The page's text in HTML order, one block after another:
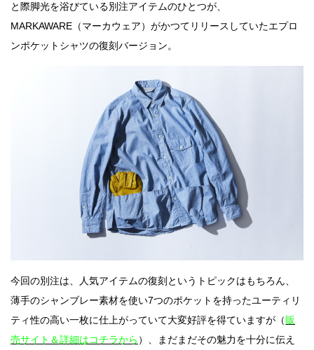
と際脚光を浴びている別注アイテムのひとつが、
MARKAWARE（マーカウェア）がかつてリリースしていたエプロ
ンポケットシャツの復刻バージョン。
今回の別注は、人気アイテムの復刻というトピックはもちろん、
薄手のシャンブレー素材を使い7つのポケットを持ったユーティリ
ティ性の高い一枚に仕上がっていて大変好評を得ていますが（販
売サイト＆詳細はコチラから ）、まだまだその魅力を十分に伝え